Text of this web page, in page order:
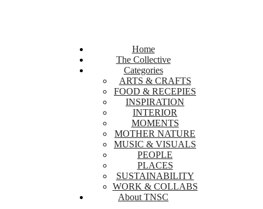
Home
The Collective
Categories
ARTS & CRAFTS
FOOD & RECEPIES
INSPIRATION
INTERIOR
MOMENTS
MOTHER NATURE
MUSIC & VISUALS
PEOPLE
PLACES
SUSTAINABILITY
WORK & COLLABS
About TNSC